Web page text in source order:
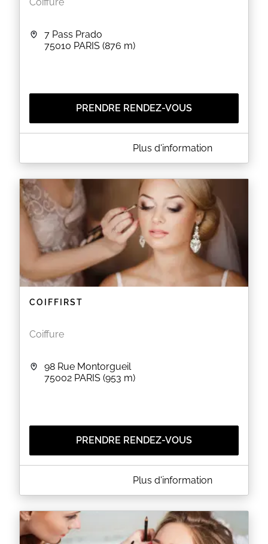
7 Pass Prado
75010 PARIS (876 m)
PRENDRE RENDEZ-VOUS
A PROPOS DE FAISAL COIFFEUR
Faisal Coiffeur est un salon de coiffure situé au 7
des coupes pour homme et femme ainsi que des
colorations, des balayages et des soins capillaires.
EN SAVOIR PLUS
Plus d'information
COIFFIRST
Coiffure
98 Rue Montorgueil
75002 PARIS (953 m)
PRENDRE RENDEZ-VOUS
Coiffirst est un salon de coiffure situé au 98 rue
des coupes pour homme et femme ainsi que des
colorations, des balayages et des soins capillaires.
Plus d'information